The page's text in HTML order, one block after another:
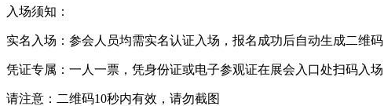
入场须知：
实名入场：参会人员均需实名认证入场，报名成功后自动生成二维码
凭证专属：一人一票，凭身份证或电子参观证在展会入口处扫码入场
请注意：二维码10秒内有效，请勿截图